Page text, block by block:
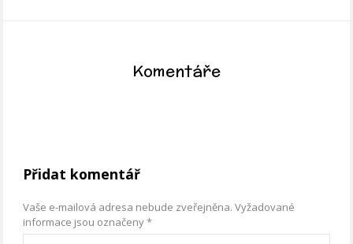
Komentáře
Přidat komentář
Vaše e-mailová adresa nebude zveřejněna. Vyžadované
informace jsou označeny*